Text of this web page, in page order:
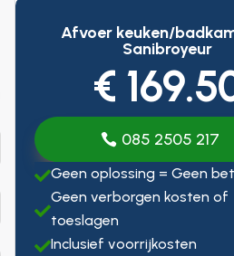
Afvoer keuken/
Sanibroyeur
€
085 2505 217
Geen oplossing = Geen

Geen verborgen kosten of
toeslagen
Inclusief voorrijkosten